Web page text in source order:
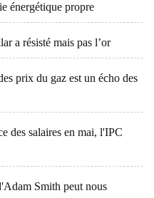
énergétique propre
a résisté mais pas l’or
prix du gaz est un écho des
des salaires en mai, l'IPC
Smith peut nous